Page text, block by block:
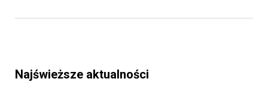
Najświeższe aktualności